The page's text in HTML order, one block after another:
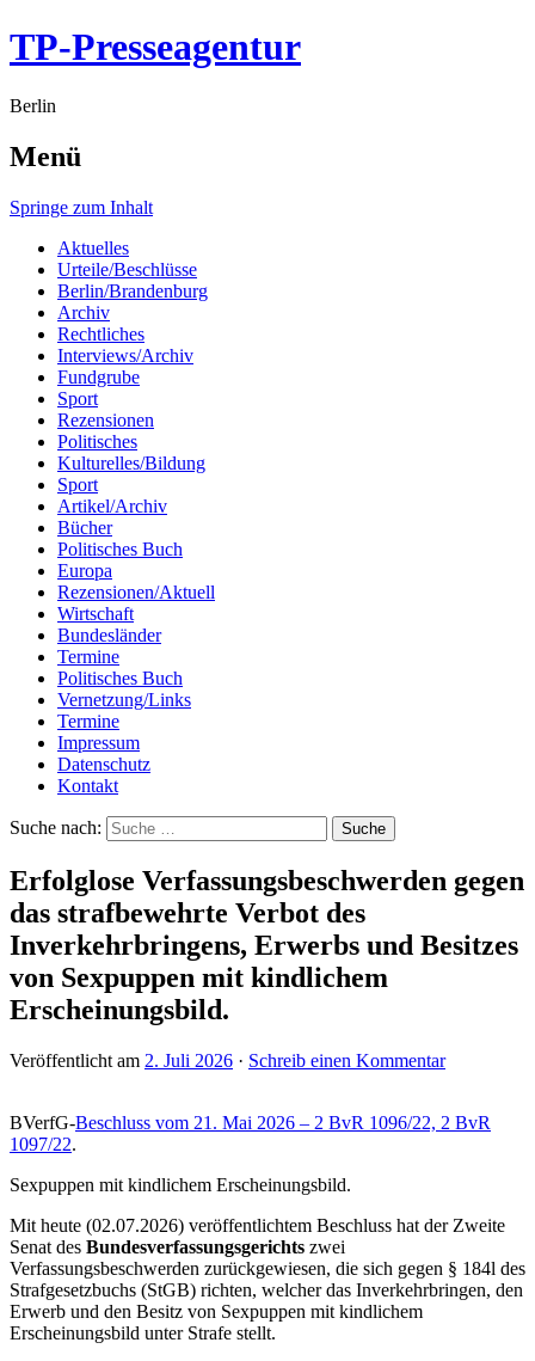
TP-Presseagentur
Berlin
Menü
Springe zum Inhalt
Aktuelles
Urteile/Beschlüsse
Berlin/Brandenburg
Archiv
Rechtliches
Interviews/Archiv
Fundgrube
Sport
Rezensionen
Politisches
Kulturelles/Bildung
Sport
Artikel/Archiv
Bücher
Politisches Buch
Europa
Rezensionen/Aktuell
Wirtschaft
Bundesländer
Termine
Politisches Buch
Vernetzung/Links
Termine
Impressum
Datenschutz
Kontakt
Suche nach:
Erfolglose Verfassungsbeschwerden gegen
das strafbewehrte Verbot des
Inverkehrbringens, Erwerbs und Besitzes
von Sexpuppen mit kindlichem
Erscheinungsbild.
Veröffentlicht am 2. Juli 2026 · Schreib einen Kommentar
BVerfG-Beschluss vom 21. Mai 2026 – 2 BvR 1096/22, 2 BvR
1097/22.
Sexpuppen mit kindlichem Erscheinungsbild.
Mit heute (02.07.2026) veröffentlichtem Beschluss hat der Zweite
Senat des Bundesverfassungsgerichts zwei
Verfassungsbeschwerden zurückgewiesen, die sich gegen § 184l des
Strafgesetzbuchs (StGB) richten, welcher das Inverkehrbringen, den
Erwerb und den Besitz von Sexpuppen mit kindlichem
Erscheinungsbild unter Strafe stellt.